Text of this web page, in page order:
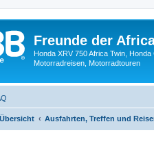
Freunde der
Honda XRV 750 Africa Twin,
Motorradreisen, Motorradtouren
Ausfahrten, Treffen und